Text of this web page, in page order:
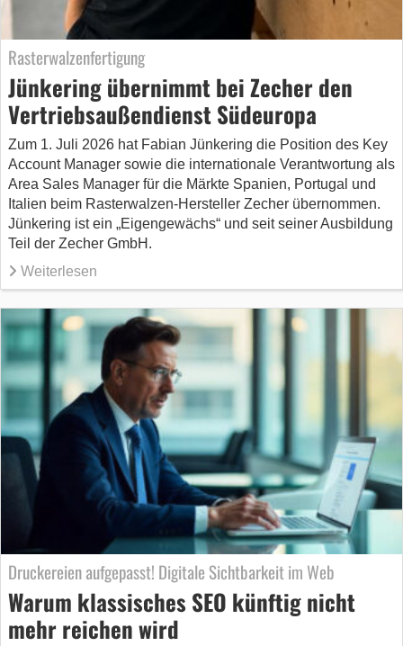
Rasterwalzenfertigung
Jünkering übernimmt bei Zecher den
Vertriebsaußendienst Südeuropa
Zum 1. Juli 2026 hat Fabian Jünkering die Position des Key
Account Manager sowie die internationale Verantwortung als
Area Sales Manager für die Märkte Spanien, Portugal und
Italien beim Rasterwalzen-Hersteller Zecher übernommen.
Jünkering ist ein „Eigengewächs“ und seit seiner Ausbildung
Teil der Zecher GmbH.
Weiterlesen
Druckereien aufgepasst! Digitale Sichtbarkeit im Web
Warum klassisches SEO künftig nicht
mehr reichen wird